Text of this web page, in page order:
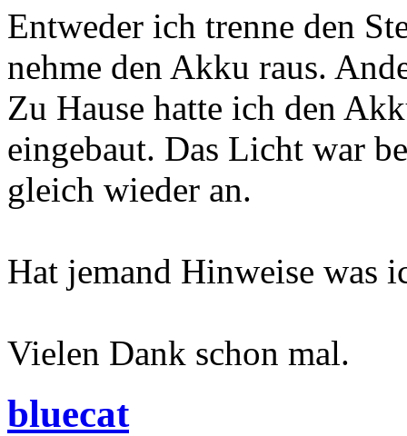
Entweder ich trenne den
nehme den Akku raus.
Zu Hause hatte ich den
eingebaut. Das Licht war
gleich wieder an.
Hat jemand Hinweise was
Vielen Dank schon mal.
bluecat